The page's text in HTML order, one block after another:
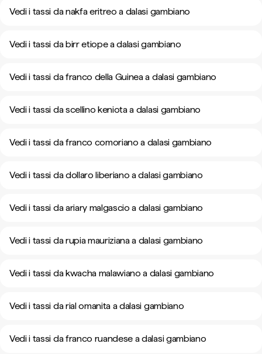
Vedi i tassi da nakfa eritreo a dalasi gambiano
Vedi i tassi da birr etiope a dalasi gambiano
Vedi i tassi da franco della Guinea a dalasi gambiano
Vedi i tassi da scellino keniota a dalasi gambiano
Vedi i tassi da franco comoriano a dalasi gambiano
Vedi i tassi da dollaro liberiano a dalasi gambiano
Vedi i tassi da ariary malgascio a dalasi gambiano
Vedi i tassi da rupia mauriziana a dalasi gambiano
Vedi i tassi da kwacha malawiano a dalasi gambiano
Vedi i tassi da rial omanita a dalasi gambiano
Vedi i tassi da franco ruandese a dalasi gambiano